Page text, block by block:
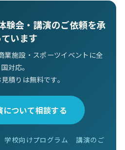
験会・講演のご依頼を承
ています
業施設・スポーツイベントに全
国対応。
積りは無料です。
について相談する
学校向けプログラム
講演のご